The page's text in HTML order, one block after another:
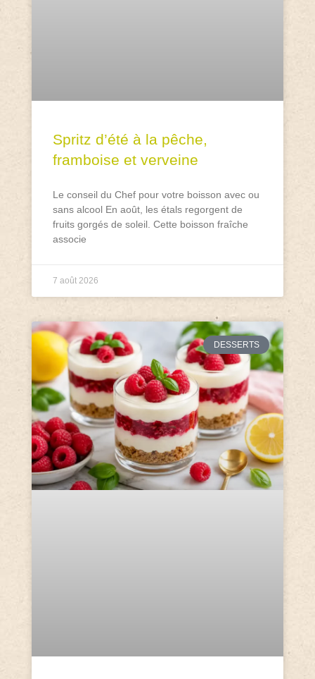
Spritz d’été à la pêche,
framboise et verveine
Le conseil du Chef pour votre boisson avec ou
sans alcool En août, les étals regorgent de
fruits gorgés de soleil. Cette boisson fraîche
associe
7 août 2026
DESSERTS